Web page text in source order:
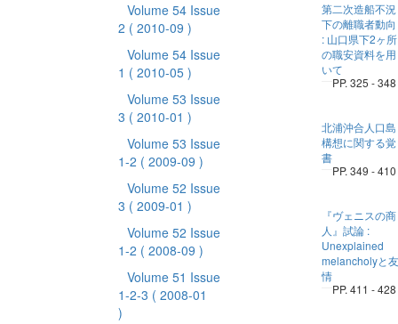
Volume 54 Issue
2 ( 2010-09 )
Volume 54 Issue
1 ( 2010-05 )
Volume 53 Issue
3 ( 2010-01 )
Volume 53 Issue
1-2 ( 2009-09 )
Volume 52 Issue
3 ( 2009-01 )
Volume 52 Issue
1-2 ( 2008-09 )
Volume 51 Issue
1-2-3 ( 2008-01
)
第二次造船不況
下の離職者動向
: 山口県下2ヶ所
の職安資料を用
いて
PP. 325 - 348
北浦沖合人口島
構想に関する覚
書
PP. 349 - 410
『ヴェニスの商
人』試論 :
Unexplained
melancholyと友
情
PP. 411 - 428